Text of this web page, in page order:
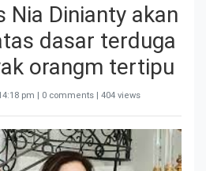
Nia Dinianty akan
dasar terduga
orangm tertipu
pm | 0 comments | 404 views